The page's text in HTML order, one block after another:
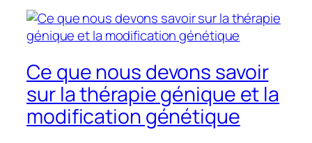
Ce que nous devons savoir
sur la thérapie génique et la
modification génétique